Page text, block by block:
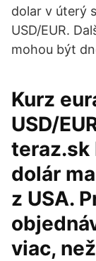
dolar v úterý
USD/EUR.
mohou být
Kurz
USD/
teraz.sk
dolár
z USA.
viac,